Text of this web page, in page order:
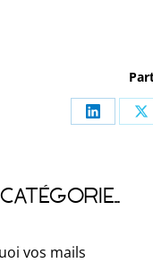
Partager
vos mails